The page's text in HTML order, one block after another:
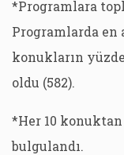
*Programlara
Programlarda en
konukların yüzde
oldu (582).
*Her 10 konuktan
bulgulandı.